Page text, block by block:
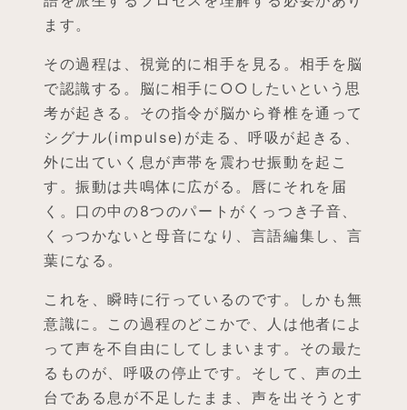
ます。
その過程は、視覚的に相手を見る。相手を脳
で認識する。脳に相手に○○したいという思
考が起きる。その指令が脳から脊椎を通って
シグナル(impulse)が走る、呼吸が起きる、
外に出ていく息が声帯を震わせ振動を起こ
す。振動は共鳴体に広がる。唇にそれを届
く。口の中の8つのパートがくっつき子音、
くっつかないと母音になり、言語編集し、言
葉になる。
これを、瞬時に行っているのです。しかも無
意識に。この過程のどこかで、人は他者によ
って声を不自由にしてしまいます。その最た
るものが、呼吸の停止です。そして、声の土
台である息が不足したまま、声を出そうとす